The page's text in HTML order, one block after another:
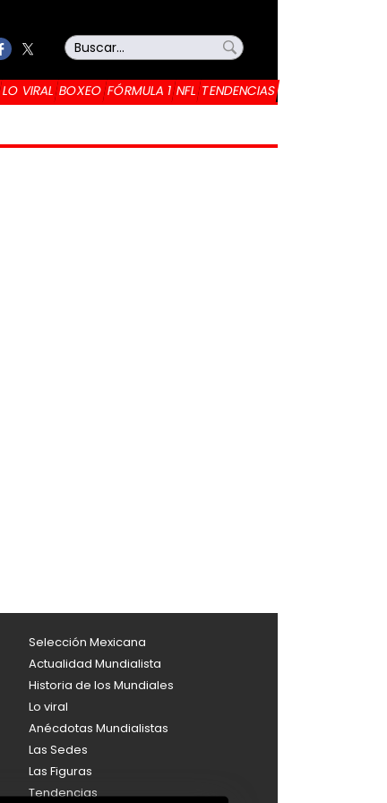
LO VIRAL BOXEO FÓRMULA 1 NFL TENDENCIAS
Selección Mexicana
Actualidad Mundialista
Historia de los Mundiales
Lo viral
Anécdotas Mundialistas
Las Sedes
Las Figuras
Tendencias